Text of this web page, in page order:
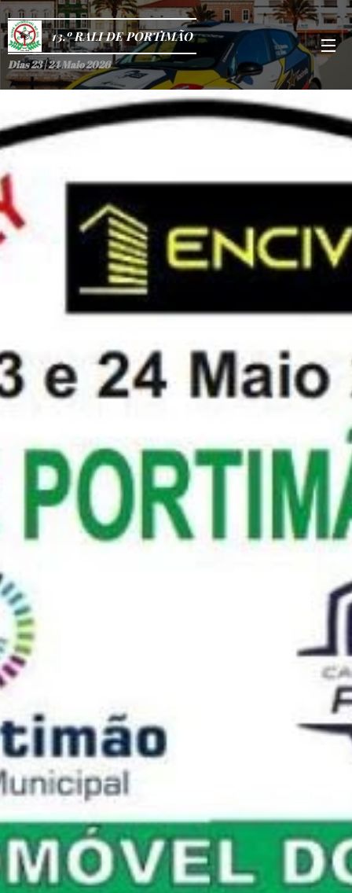
13.º RALI DE PORTIMÃO
Dias 23 | 24 Maio 2026